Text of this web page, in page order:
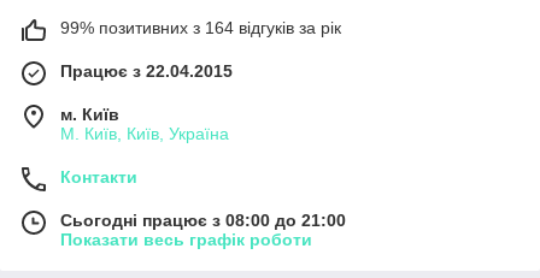
99% позитивних з 164 відгуків за рік
Працює з 22.04.2015
м. Київ
М. Київ, Київ, Україна
Контакти
Сьогодні працює з 08:00 до 21:00
Показати весь графік роботи